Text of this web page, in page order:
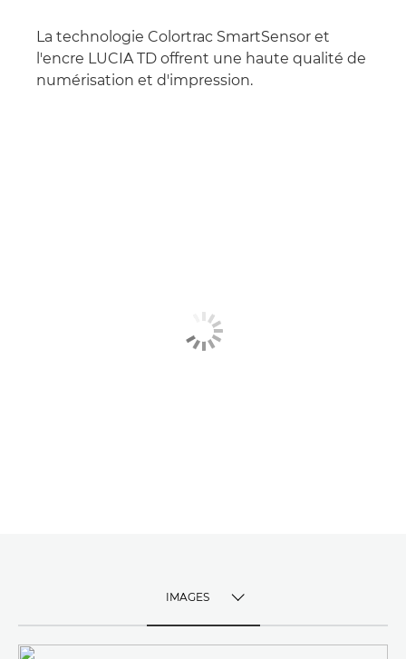
La technologie Colortrac SmartSensor et
l'encre LUCIA TD offrent une haute qualité de
numérisation et d'impression.
IMAGES